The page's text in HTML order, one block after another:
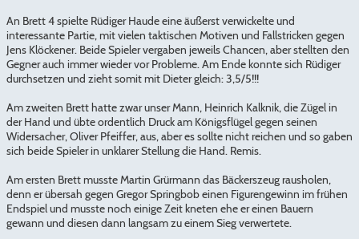
An Brett 4 spielte Rüdiger Haude eine äußerst verwickelte und
interessante Partie, mit vielen taktischen Motiven und Fallstricken gegen
Jens Klöckener. Beide Spieler vergaben jeweils Chancen, aber stellten den
Gegner auch immer wieder vor Probleme. Am Ende konnte sich Rüdiger
durchsetzen und zieht somit mit Dieter gleich: 3,5/5!!!
Am zweiten Brett hatte zwar unser Mann, Heinrich Kalknik, die Zügel in
der Hand und übte ordentlich Druck am Königsflügel gegen seinen
Widersacher, Oliver Pfeiffer, aus, aber es sollte nicht reichen und so gaben
sich beide Spieler in unklarer Stellung die Hand. Remis.
Am ersten Brett musste Martin Grürmann das Bäckerszeug rausholen,
denn er übersah gegen Gregor Springbob einen Figurengewinn im frühen
Endspiel und musste noch einige Zeit kneten ehe er einen Bauern
gewann und diesen dann langsam zu einem Sieg verwertete.